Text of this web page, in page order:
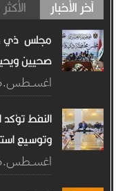
آخر الأخبار
مجلس ذي
صحيين
06 اغســطس.2026 - 3:47
النفط
وتوسيع
06 اغســطس.2026 - 3:44